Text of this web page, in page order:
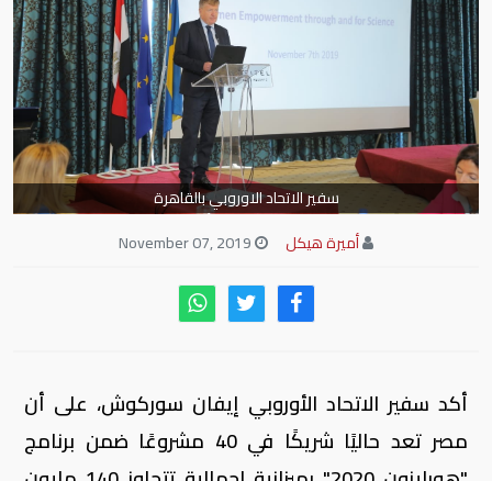
سفير الاتحاد الاوروبي بالقاهرة
أميرة هيكل
أكد سفير الاتحاد الأوروبي إيفان سوركوش، على أن
مصر تعد حاليًا شريكًا في 40 مشروعًا ضمن برنامج